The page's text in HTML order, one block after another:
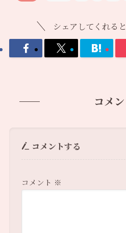
シェアしてくれる
コメ
コメントする
コメント ※